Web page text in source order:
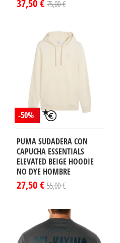
37,50 € 75,00 €
-50%
PUMA SUDADERA CON
CAPUCHA ESSENTIALS
ELEVATED BEIGE HOODIE
NO DYE HOMBRE
27,50 € 55,00 €